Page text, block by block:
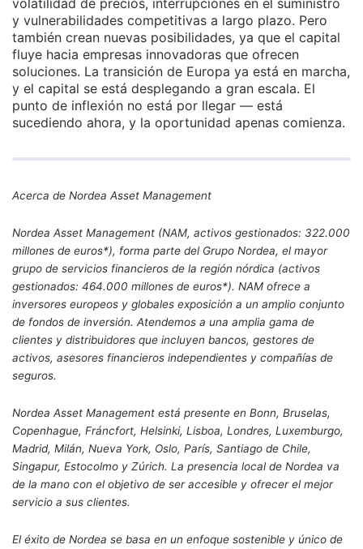
y vulnerabilidades competitivas a largo plazo. Pero
también crean nuevas posibilidades, ya que el capital
fluye hacia empresas innovadoras que ofrecen
soluciones. La transición de Europa ya está en marcha,
y el capital se está desplegando a gran escala. El
punto de inflexión no está por llegar — está
sucediendo ahora, y la oportunidad apenas comienza.
Acerca de Nordea Asset Management
Nordea Asset Management (NAM, activos gestionados: 322.000
millones de euros*), forma parte del Grupo Nordea, el mayor
grupo de servicios financieros de la región nórdica (activos
gestionados: 464.000 millones de euros*). NAM ofrece a
inversores europeos y globales exposición a un amplio conjunto
de fondos de inversión. Atendemos a una amplia gama de
clientes y distribuidores que incluyen bancos, gestores de
activos, asesores financieros independientes y compañías de
seguros.
Nordea Asset Management está presente en Bonn, Bruselas,
Copenhague, Fráncfort, Helsinki, Lisboa, Londres, Luxemburgo,
Madrid, Milán, Nueva York, Oslo, París, Santiago de Chile,
Singapur, Estocolmo y Zúrich. La presencia local de Nordea va
de la mano con el objetivo de ser accesible y ofrecer el mejor
servicio a sus clientes.
El éxito de Nordea se basa en un enfoque sostenible y único de